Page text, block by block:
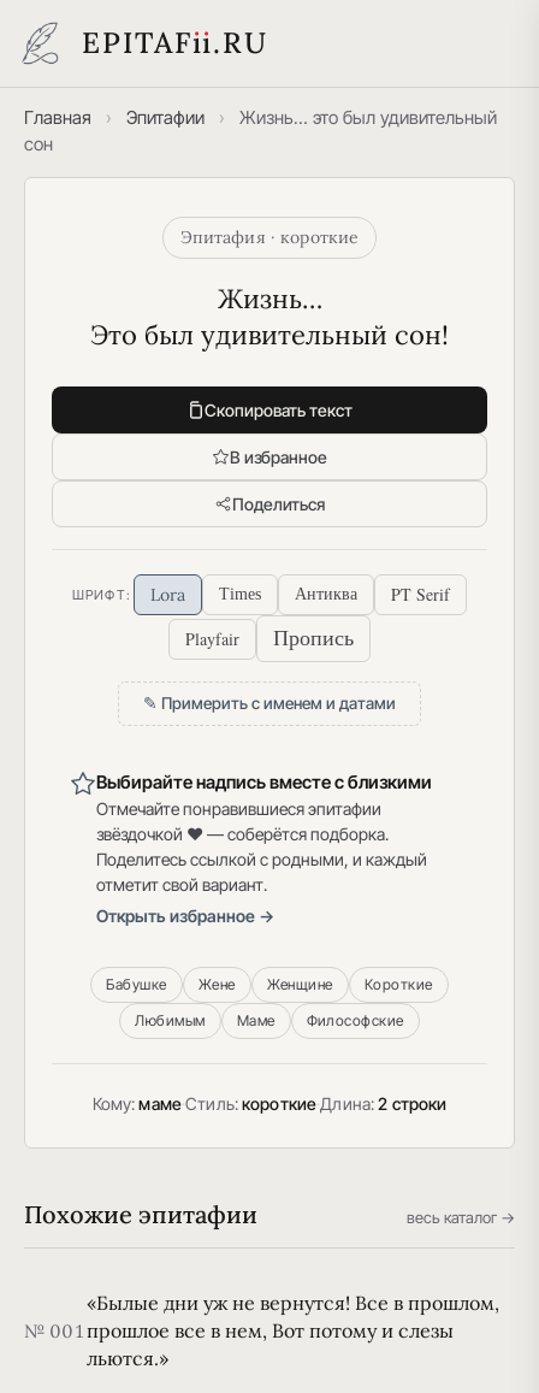
EPITAFii.RU
Главная › Эпитафии ›
Жизнь… это был удивительный
сон
Эпитафия · короткие
Жизнь…
Это был удивительный сон!
Скопировать текст
В избранное
Поделиться
ШРИФТ: Lora Times Антиква
PT Serif
Playfair
Пропись
✎ Примерить с именем и датами
Выбирайте надпись вместе с близкими
Отмечайте понравившиеся эпитафии
звёздочкой ♥ — соберётся подборка.
Поделитесь ссылкой с родными, и каждый
отметит свой вариант.
Открыть избранное →
Бабушке Жене Женщине
Короткие
Любимым
Маме Философские
Кому:маме·Стиль:короткие·Длина:2 строки
Похожие эпитафии весь каталог →
№ 001
«Былые дни уж не вернутся! Все в прошлом,
прошлое все в нем, Вот потому и слезы
льются.»